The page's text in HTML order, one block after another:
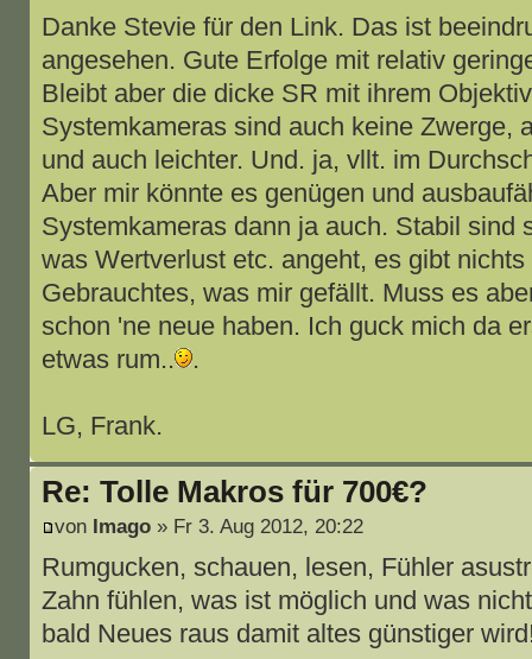
Danke Stevie für den Link. Das ist
angesehen. Gute Erfolge mit relativ
Bleibt aber die dicke SR mit ihrem
Systemkameras sind auch keine Zwerge,
und auch leichter. Und. ja, vllt. im
Aber mir könnte es genügen und
Systemkameras dann ja auch. Stabil sind
was Wertverlust etc. angeht, es gibt
Gebrauchtes, was mir gefällt. Muss es
schon 'ne neue haben. Ich guck mich da
etwas rum..
.
LG, Frank.
Re: Tolle Makros für 700€?
von Imago» Fr 3. Aug 2012, 20:22
Rumgucken, schauen, lesen, Fühler
Zahn fühlen, was ist möglich und was
bald Neues raus damit altes günstiger